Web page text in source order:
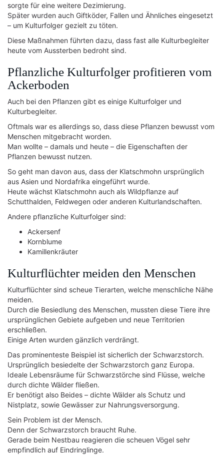
sorgte für eine weitere Dezimierung.
Später wurden auch Giftköder, Fallen und Ähnliches eingesetzt
– um Kulturfolger gezielt zu töten.
Diese Maßnahmen führten dazu, dass fast alle Kulturbegleiter
heute vom Aussterben bedroht sind.
Pflanzliche Kulturfolger profitieren vom
Ackerboden
Auch bei den Pflanzen gibt es einige Kulturfolger und
Kulturbegleiter.
Oftmals war es allerdings so, dass diese Pflanzen bewusst vom
Menschen mitgebracht worden.
Man wollte – damals und heute – die Eigenschaften der
Pflanzen bewusst nutzen.
So geht man davon aus, dass der Klatschmohn ursprünglich
aus Asien und Nordafrika eingeführt wurde.
Heute wächst Klatschmohn auch als Wildpflanze auf
Schutthalden, Feldwegen oder anderen Kulturlandschaften.
Andere pflanzliche Kulturfolger sind:
Ackersenf
Kornblume
Kamillenkräuter
Kulturflüchter meiden den Menschen
Kulturflüchter sind scheue Tierarten, welche menschliche Nähe
meiden.
Durch die Besiedlung des Menschen, mussten diese Tiere ihre
ursprünglichen Gebiete aufgeben und neue Territorien
erschließen.
Einige Arten wurden gänzlich verdrängt.
Das prominenteste Beispiel ist sicherlich der Schwarzstorch.
Ursprünglich besiedelte der Schwarzstorch ganz Europa.
Ideale Lebensräume für Schwarzstörche sind Flüsse, welche
durch dichte Wälder fließen.
Er benötigt also Beides – dichte Wälder als Schutz und
Nistplatz, sowie Gewässer zur Nahrungsversorgung.
Sein Problem ist der Mensch.
Denn der Schwarzstorch braucht Ruhe.
Gerade beim Nestbau reagieren die scheuen Vögel sehr
empfindlich auf Eindringlinge.